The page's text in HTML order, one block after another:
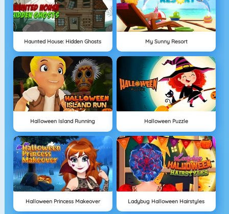
Haunted House: Hidden Ghosts My Sunny Resort
Halloween Island Running Halloween Puzzle
Halloween Princess Makeover Ladybug Halloween Hairstyles